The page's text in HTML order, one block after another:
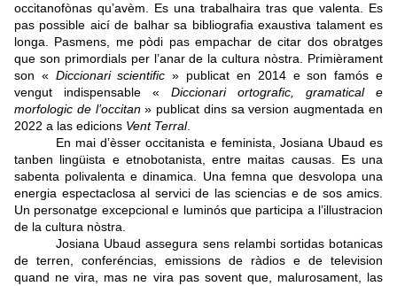
occitanofònas qu’avèm. Es una trabalhaira tras que valenta. Es
pas possible aicí de balhar sa bibliografia exaustiva talament es
longa. Pasmens, me pòdi pas empachar de citar dos obratges
que son primordials per l’anar de la cultura nòstra. Primièrament
son « Diccionari scientific » publicat en 2014 e son famós e
vengut indispensable « Diccionari ortografic, gramatical e
morfologic de l’occitan» publicat dins sa version augmentada en
2022 a las edicions Vent Terral.
En mai d’èsser occitanista e feminista, Josiana Ubaud es
tanben lingüista e etnobotanista, entre maitas causas. Es una
sabenta polivalenta e dinamica. Una femna que desvolopa una
energia espectaclosa al servici de las sciencias e de sos amics.
Un personatge excepcional e luminós que participa a l’illustracion
de la cultura nòstra.
Josiana Ubaud assegura sens relambi sortidas botanicas
de terren, conferéncias, emissions de ràdios e de television
quand ne vira, mas ne vira pas sovent que, malurosament, las